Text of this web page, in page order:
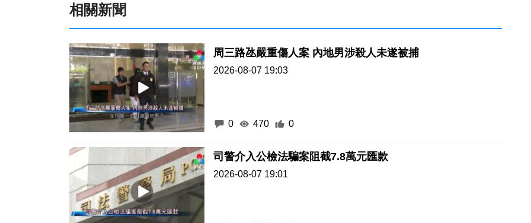
相關新聞
周三路氹嚴重傷人案 內地男涉殺人未遂被捕
2026-08-07 19:03
0 470 0
司警介入公檢法騙案阻截7.8萬元匯款
2026-08-07 19:01